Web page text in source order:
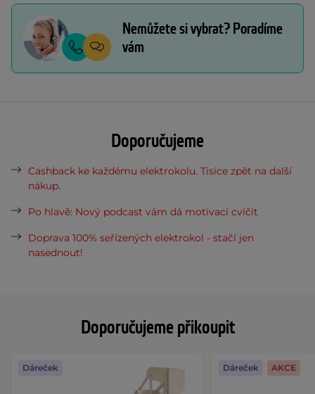
Doporučujeme přikoupit
Dáreček Dáreček AKCE
Nemůžete si vybrat? Poradíme
vám
Doporučujeme
Cashback ke každému elektrokolu. Tisíce zpět na další
nákup.
Po hlavě: Nový podcast vám dá motivaci cvičit
Doprava 100% seřízených elektrokol - stačí jen
nasednout!